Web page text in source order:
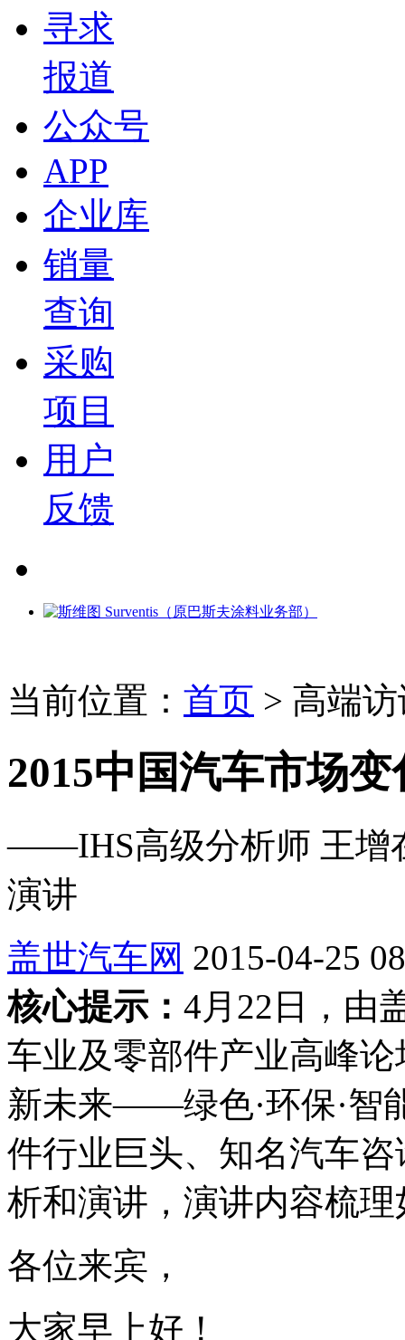
寻求
报道
公众号
APP
企业库
销量
查询
采购
项目
用户
反馈
当前位置： 首页 > 高端
2015中国汽车市场
——IHS高级分析师 王增
演讲
盖世汽车网 2015-04-25
核心提示： 4月22日，由
车业及零部件产业高峰
新未来——绿色·环保·智
件行业巨头、知名汽车
析和演讲，演讲内容梳
各位来宾，
大家早上好！